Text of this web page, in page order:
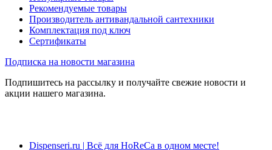
Рекомендуемые товары
Производитель антивандальной сантехники
Комплектация под ключ
Сертификаты
Подписка на новости магазина
Подпишитесь на рассылку и получайте свежие новости и
акции нашего магазина.
Dispenseri.ru | Всё для HoReCa в одном месте!